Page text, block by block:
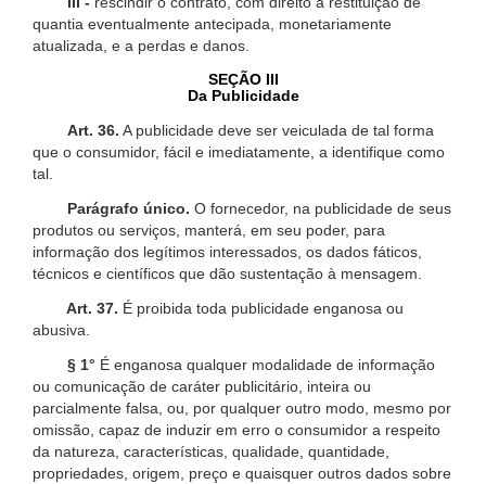
quantia eventualmente antecipada, monetariamente
atualizada, e a perdas e danos.
SEÇÃO III
Da Publicidade
Art. 36. A publicidade deve ser veiculada de tal forma
que o consumidor, fácil e imediatamente, a identifique como
tal.
Parágrafo único. O fornecedor, na publicidade de seus
produtos ou serviços, manterá, em seu poder, para
informação dos legítimos interessados, os dados fáticos,
técnicos e científicos que dão sustentação à mensagem.
Art. 37. É proibida toda publicidade enganosa ou
abusiva.
§ 1° É enganosa qualquer modalidade de informação
ou comunicação de caráter publicitário, inteira ou
parcialmente falsa, ou, por qualquer outro modo, mesmo por
omissão, capaz de induzir em erro o consumidor a respeito
da natureza, características, qualidade, quantidade,
propriedades, origem, preço e quaisquer outros dados sobre